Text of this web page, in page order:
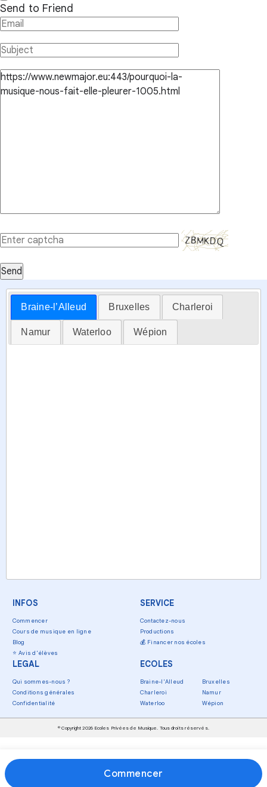
Send to Friend
Send
Braine-l’Alleud Bruxelles Charleroi
Namur Waterloo Wépion
INFOS
Commencer
Cours de musique en ligne
Blog
⭐ Avis d'élèves
SERVICE
Contactez-nous
Productions
💰 Financer nos écoles
LEGAL
Qui sommes-nous ?
Conditions générales
Confidentialité
ECOLES
Braine-l'Alleud
Bruxelles
Charleroi
Namur
Waterloo
Wépion
© Copyright 2026 Ecoles Privées de Musique. Tous droits réservés.
Commencer